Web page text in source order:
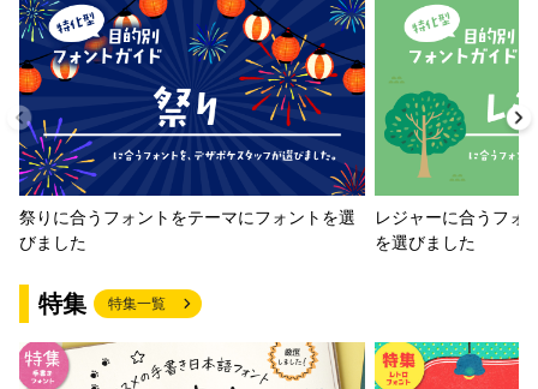
祭りに合うフォントをテーマにフォントを選
びました
レジャーに合うフォ
を選びました
特集 特集一覧